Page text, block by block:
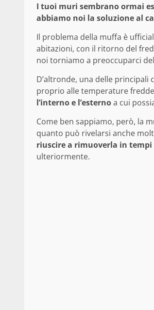
I tuoi muri sembrano ormai
abbiamo noi la soluzione al
Il problema della muffa è
abitazioni, con il ritorno del
noi torniamo a preoccuparci
D’altronde, una delle principali
proprio alle temperature
l’interno e l’esternoa cui
Come ben sappiamo, però, la
quanto può rivelarsi anche
riuscire a rimuoverla in tempi
ulteriormente.